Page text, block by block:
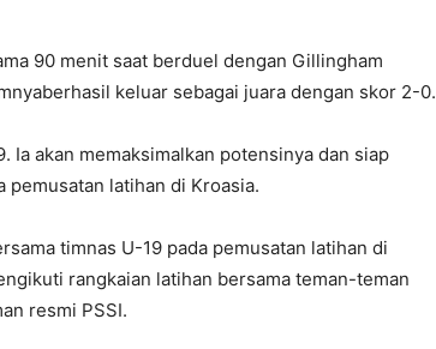
90 menit saat berduel dengan Gillingham
keluar sebagai juara dengan skor 2-0.
Ia akan memaksimalkan potensinya dan siap
pemusatan latihan di Kroasia.
timnas U-19 pada pemusatan latihan di
rangkaian latihan bersama teman-teman
resmi PSSI.